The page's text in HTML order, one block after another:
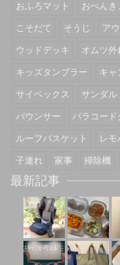
おふろマット
おべんき
こそだて
そうじ ア
ウッドデッキ
オムツ外
キッズタンブラー
キャ
サイベックス
サンダル
バウンサー
パラコード
ルーフバスケット
レ
子連れ
家事 掃除機
最新記事